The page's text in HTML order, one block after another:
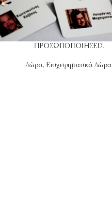
ΠΡΟΣΩΠΟΠΟΙΗΣΕΙΣ
Δώρα, Επιχειρηματικά Δώρα